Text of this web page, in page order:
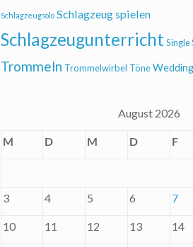
Schlagzeugsolo Schlagzeug spielen
SchlagzeugunterrichtSingle
Trommeln Trommelwirbel TöneWedding
August 2026
M D M D F
3 4 5 6 7
10 11 12 13 14